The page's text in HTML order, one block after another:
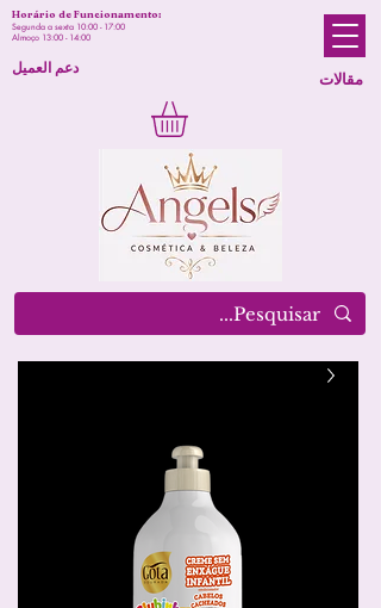
مقالات
Horário de Funcionamento:
Segunda a sexta 10:00 - 17:00
Almoço 13:00 - 14:00
دعم العميل